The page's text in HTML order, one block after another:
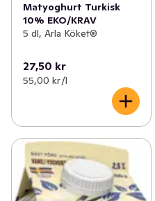
Matyoghurt Turkisk
10% EKO/KRAV
5 dl, Arla Köket®
27,50 kr
55,00 kr /l